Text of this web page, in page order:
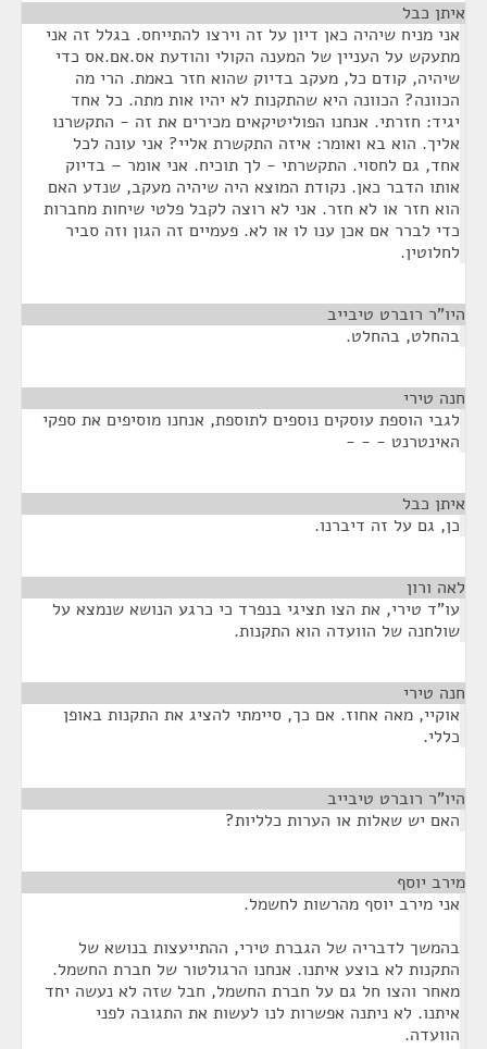
איתן כבל
אני מניח שיהיה כאן דיון על זה וירצו להתייחס. בגלל זה אני
מתעקש על העניין של המענה הקולי והודעת אס.אם.אס כדי
שיהיה, קודם כל, מעקב בדיוק שהוא חזר באמת. הרי מה
הכוונה? הכוונה היא שהתקנות לא יהיו אות מתה. כל אחד
יגיד: חזרתי. אנחנו הפוליטיקאים מכירים את זה - התקשרנו
אליך. הוא בא ואומר: איזה התקשרת אליי? אני עונה לכל
אחד, גם לחסוי. התקשרתי - לך תוכיח. אני אומר – בדיוק
אותו הדבר כאן. נקודת המוצא היה שיהיה מעקב, שנדע האם
הוא חזר או לא חזר. אני לא רוצה לקבל פלטי שיחות מחברות
כדי לברר אם אכן ענו לו או לא. פעמיים זה הגון וזה סביר
לחלוטין.
היו"ר רוברט טיבייב
בהחלט, בהחלט.
חנה טירי
לגבי הוספת עוסקים נוספים לתוספת, אנחנו מוסיפים את ספקי
האינטרנט - - -
איתן כבל
כן, גם על זה דיברנו.
לאה ורון
עו"ד טירי, את הצו תציגי בנפרד כי כרגע הנושא שנמצא על
שולחנה של הוועדה הוא התקנות.
חנה טירי
אוקיי, מאה אחוז. אם כך, סיימתי להציג את התקנות באופן
כללי.
היו"ר רוברט טיבייב
האם יש שאלות או הערות כלליות?
מירב יוסף
אני מירב יוסף מהרשות לחשמל.
בהמשך לדבריה של הגברת טירי, ההתייעצות בנושא של
התקנות לא בוצע איתנו. אנחנו הרגולטור של חברת החשמל.
מאחר והצו חל גם על חברת החשמל, חבל שזה לא נעשה יחד
איתנו. לא ניתנה אפשרות לנו לעשות את התגובה לפני
הוועדה.